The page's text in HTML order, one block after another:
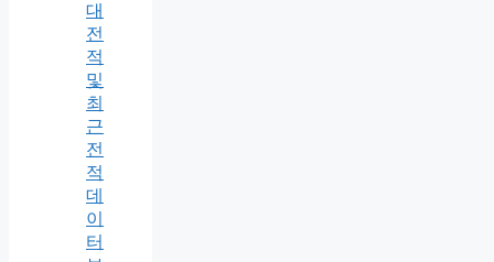
대
전
적
및
최
근
전
적
데
이
터